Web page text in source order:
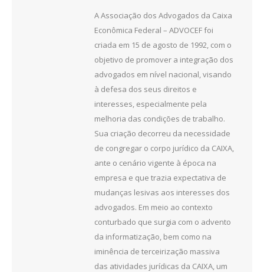
A Associação dos Advogados da Caixa
Econômica Federal – ADVOCEF foi
criada em 15 de agosto de 1992, com o
objetivo de promover a integração dos
advogados em nível nacional, visando
à defesa dos seus direitos e
interesses, especialmente pela
melhoria das condições de trabalho.
Sua criação decorreu da necessidade
de congregar o corpo jurídico da CAIXA,
ante o cenário vigente à época na
empresa e que trazia expectativa de
mudanças lesivas aos interesses dos
advogados. Em meio ao contexto
conturbado que surgia com o advento
da informatização, bem como na
iminência de terceirização massiva
das atividades jurídicas da CAIXA, um